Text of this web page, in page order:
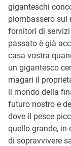
giganteschi
piombassero sul
fornitori di servizi
passato è già
casa vostra
un gigantesco
magari il
il mondo della
futuro nostro e
dove il pesce
quello grande, in
di sopravvivere